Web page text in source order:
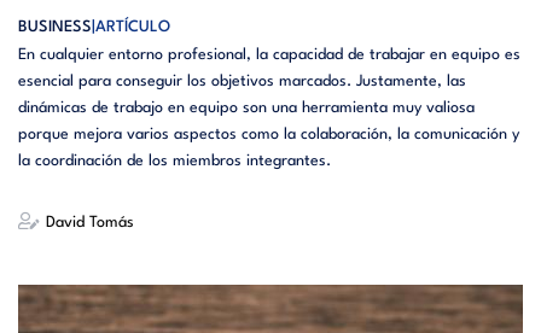
BUSINESS ARTÍCULO
En cualquier entorno profesional, la capacidad de trabajar en equipo es
esencial para conseguir los objetivos marcados. Justamente, las
dinámicas de trabajo en equipo son una herramienta muy valiosa
porque mejora varios aspectos como la colaboración, la comunicación y
la coordinación de los miembros integrantes.
David Tomás